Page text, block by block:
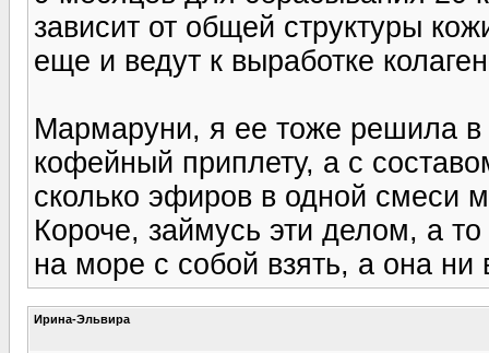
зависит от общей структуры
еще и ведут к выработке
Мармаруни, я ее тоже решила в
кофейный приплету, а с
сколько эфиров в одной смеси
Короче, займусь эти делом, а
на море с собой взять, а она ни
Ирина-Эльвира